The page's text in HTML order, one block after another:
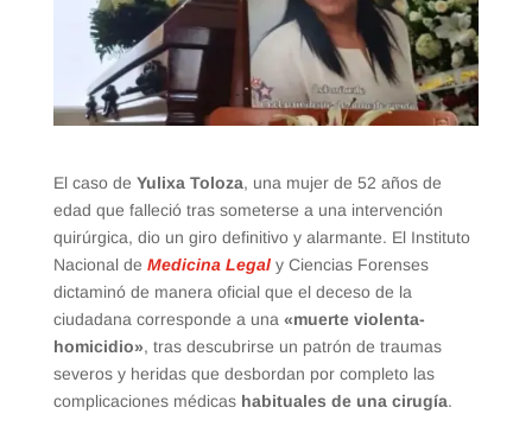
El caso de Yulixa Toloza, una mujer de 52 años de
edad que falleció tras someterse a una intervención
quirúrgica, dio un giro definitivo y alarmante. El Instituto
Nacional de Medicina Legaly Ciencias Forenses
dictaminó de manera oficial que el deceso de la
ciudadana corresponde a una «muerte violenta-
homicidio», tras descubrirse un patrón de traumas
severos y heridas que desbordan por completo las
complicaciones médicas habituales de una cirugía.